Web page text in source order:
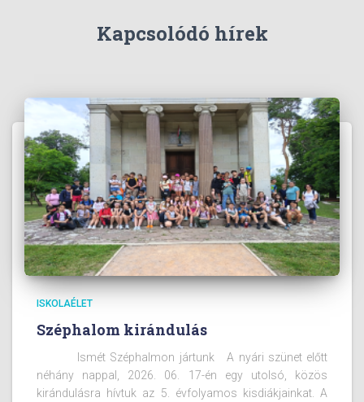
Kapcsolódó hírek
ISKOLAÉLET
Széphalom kirándulás
Ismét Széphalmon jártunk A nyári szünet előtt
néhány nappal, 2026. 06. 17-én egy utolsó, közös
kirándulásra hívtuk az 5. évfolyamos kisdiákjainkat. A